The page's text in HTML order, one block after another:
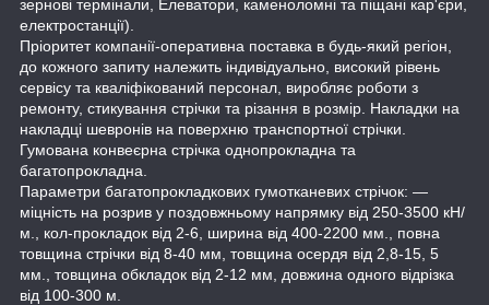
зернові термінали, Елеватори, каменоломні та піщані кар'єри,
електростанції).
Пріоритет компанії-оперативна поставка в будь-який регіон,
до кожного запиту належить індивідуально, високий рівень
сервісу та кваліфікований персонал, виробляє роботи з
ремонту, стикування стрічки та різання в розмір. Накладки на
накладці шевронів на поверхню транспортної стрічки.
Гумована конвеєрна стрічка однопрокладна та
багатопрокладна.
Параметри багатопрокладкових гумотканевих стрічок: —
міцність на розрив у поздовжньому напрямку від 250-3500 кН/
м., кол-прокладок від 2-6, ширина від 400-2200 мм., повна
товщина стрічки від 8-40 мм, товщина осердя від 2,8-15, 5
мм., товщина обкладок від 2-12 мм, довжина одного відрізка
від 100-300 м.